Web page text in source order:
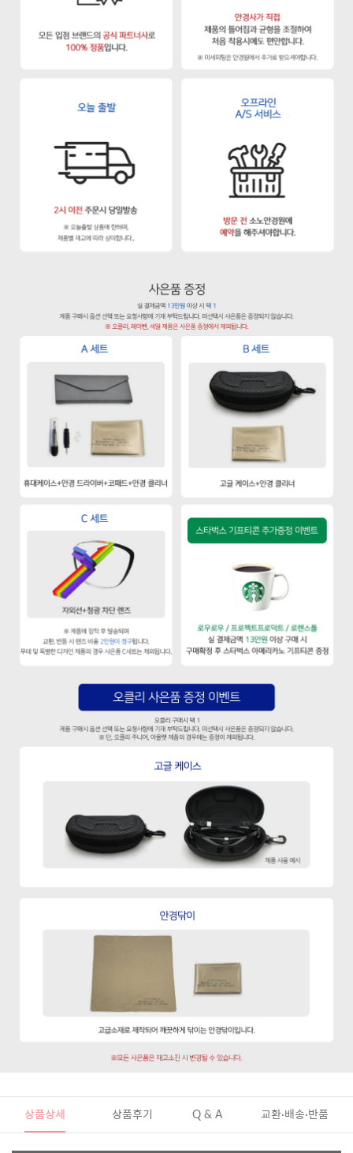
상품상세 상품후기 Q & A 교환·배송·반품